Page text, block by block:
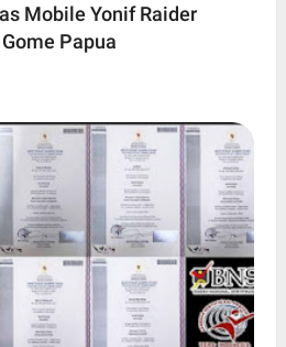
Mobile Yonif Raider
Papua